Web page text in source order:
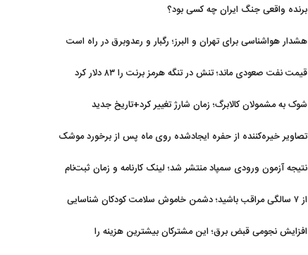
برنده واقعی جنگ ایران چه کسی بود؟
هشدار هواشناسی برای تهران و البرز؛ رگبار و رعدوبرق در راه است
قیمت نفت صعودی ماند؛ تنش در تنگه هرمز برنت را ۸۳ دلار کرد
شوک به مشمولان کالابرگ؛ زمان شارژ تغییر کرد+تاریخ جدید
تصاویر خیره‌کننده از حفره ایجادشده روی ماه پس از برخورد موشک
نتیجه آزمون ورودی سمپاد منتشر شد؛ لینک کارنامه و زمان ثبت‌نام
از ۷ سالگی مراقب باشید؛ دشمن خاموش سلامت کودکان شناسایی
افزایش نجومی قبض برق؛ این مشترکان بیشترین هزینه را